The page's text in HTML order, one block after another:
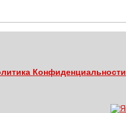
Конфиденциальности